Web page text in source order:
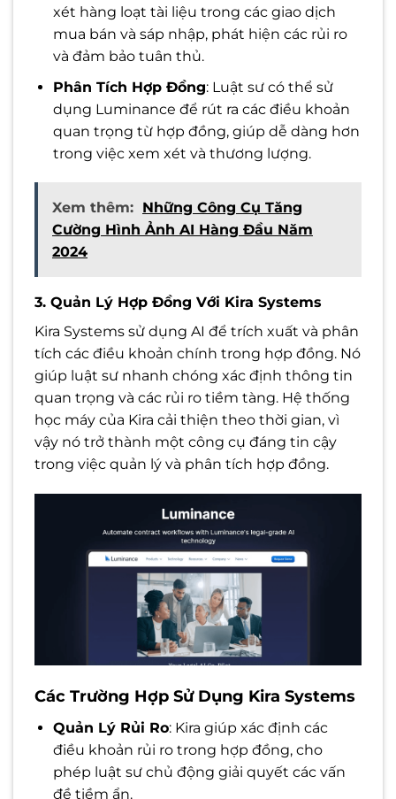
xét hàng loạt tài liệu trong các giao dịch
mua bán và sáp nhập, phát hiện các rủi ro
và đảm bảo tuân thủ.
Phân Tích Hợp Đồng: Luật sư có thể sử
dụng Luminance để rút ra các điều khoản
quan trọng từ hợp đồng, giúp dễ dàng hơn
trong việc xem xét và thương lượng.
Xem thêm: Những Công Cụ Tăng
Cường Hình Ảnh AI Hàng Đầu Năm
2024
3. Quản Lý Hợp Đồng Với Kira Systems
Kira Systems sử dụng AI để trích xuất và phân
tích các điều khoản chính trong hợp đồng. Nó
giúp luật sư nhanh chóng xác định thông tin
quan trọng và các rủi ro tiềm tàng. Hệ thống
học máy của Kira cải thiện theo thời gian, vì
vậy nó trở thành một công cụ đáng tin cậy
trong việc quản lý và phân tích hợp đồng.
Các Trường Hợp Sử Dụng Kira Systems
Quản Lý Rủi Ro: Kira giúp xác định các
điều khoản rủi ro trong hợp đồng, cho
phép luật sư chủ động giải quyết các vấn
đề tiềm ẩn.